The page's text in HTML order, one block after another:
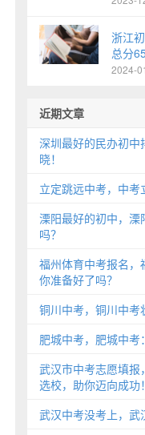
浙江
总分
2024-
近期文章
深圳最好的民办初
晓！
立定跳远中考，中
溧阳最好的初中，
吗？
福州体育中考报名
你准备好了吗？
铜川中考，铜川中考
肥城中考，肥城中考
武汉市中考志愿填
选校，助你迈向成功！
武汉中考没考上，武